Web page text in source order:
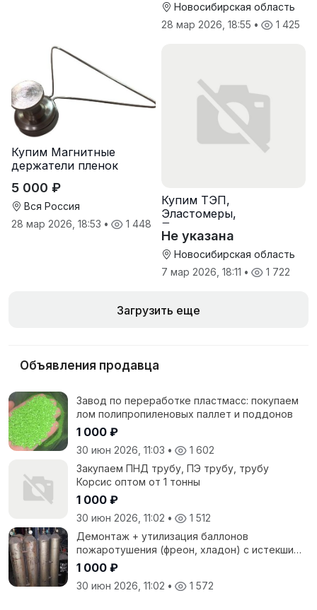
Новосибирская область
28 мар 2026, 18:55 • 1 425
Купим Магнитные
держатели пленок
5 000 ₽
Вся Россия
28 мар 2026, 18:53 • 1 448
Купим ТЭП,
Эластомеры,
Полиуретаны
Не указана
Новосибирская область
7 мар 2026, 18:11 • 1 722
Загрузить еще
Объявления продавца
Завод по переработке пластмасс: покупаем
лом полипропиленовых паллет и поддонов
1 000 ₽
30 июн 2026, 11:03 •
1 602
Закупаем ПНД трубу, ПЭ трубу, трубу
Корсис оптом от 1 тонны
1 000 ₽
30 июн 2026, 11:02 •
1 512
Демонтаж + утилизация баллонов
пожаротушения (фреон, хладон) с истекшим
сроком
1 000 ₽
30 июн 2026, 11:02 • 1 572